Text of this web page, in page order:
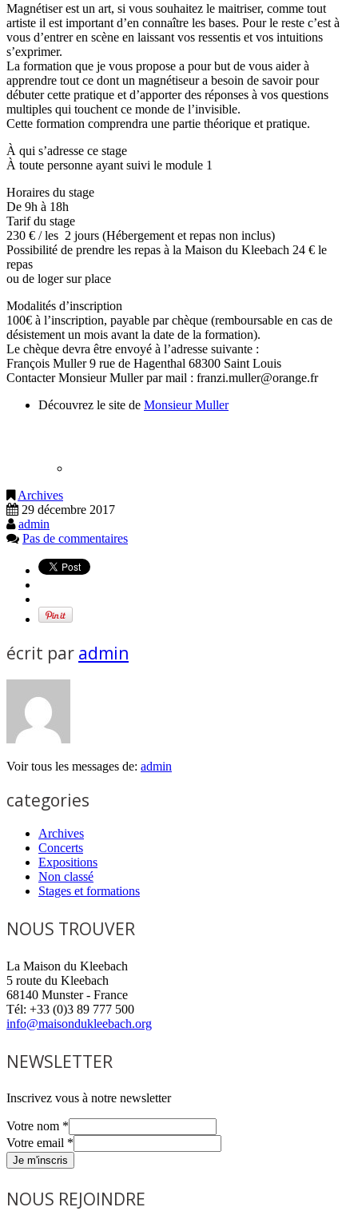
Magnétiser est un art, si vous souhaitez le maitriser, comme tout
artiste il est important d’en connaître les bases. Pour le reste c’est à
vous d’entrer en scène en laissant vos ressentis et vos intuitions
s’exprimer.
La formation que je vous propose a pour but de vous aider à
apprendre tout ce dont un magnétiseur a besoin de savoir pour
débuter cette pratique et d’apporter des réponses à vos questions
multiples qui touchent ce monde de l’invisible.
Cette formation comprendra une partie théorique et pratique.
À qui s’adresse ce stage
À toute personne ayant suivi le module 1
Horaires du stage
De 9h à 18h
Tarif du stage
230 € / les 2 jours (Hébergement et repas non inclus)
Possibilité de prendre les repas à la Maison du Kleebach 24 € le
repas
ou de loger sur place
Modalités d’inscription
100€ à l’inscription, payable par chèque (remboursable en cas de
désistement un mois avant la date de la formation).
Le chèque devra être envoyé à l’adresse suivante :
François Muller 9 rue de Hagenthal 68300 Saint Louis
Contacter Monsieur Muller par mail : franzi.muller@orange.fr
Découvrez le site de Monsieur Muller
Archives
29 décembre 2017
admin
Pas de commentaires
écrit par admin
Voir tous les messages de: admin
categories
Archives
Concerts
Expositions
Non classé
Stages et formations
NOUS TROUVER
La Maison du Kleebach
5 route du Kleebach
68140 Munster - France
Tél: +33 (0)3 89 777 500
info@maisondukleebach.org
NEWSLETTER
Inscrivez vous à notre newsletter
Votre nom *
Votre email *
Je m'inscris
NOUS REJOINDRE